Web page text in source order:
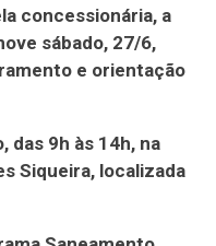
concessionária, a
sábado, 27/6,
e orientação
das 9h às 14h, na
Siqueira, localizada